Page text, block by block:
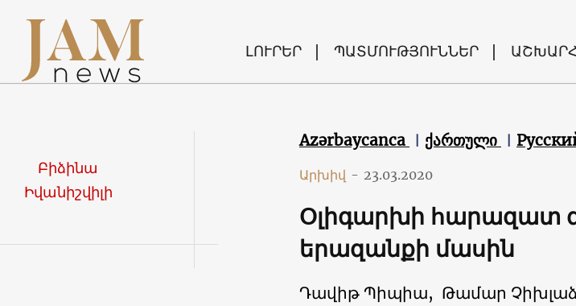
ԼՈՒՐԵՐ ՊԱՏՄՈՒԹՅՈՒՆՆԵՐ
Բիձինա
Իվանիշվիլի
Azərbaycanca ქართული
Արխիվ - 23.03.2020
Օլիգարխի հարազատ
երազանքի մասին
Դավիթ Պիպիա, Թամար